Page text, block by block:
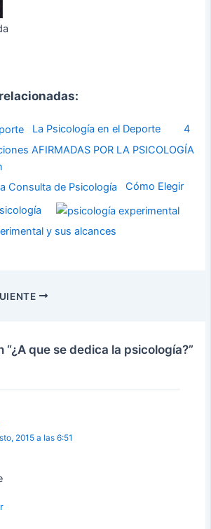
La Psicología en el Deporte
4
AFIRMADAS POR LA PSICOLOGÍA
Cómo Elegir
y sus alcances
“¿A que se dedica la psicología?”
2015 a las 6:51